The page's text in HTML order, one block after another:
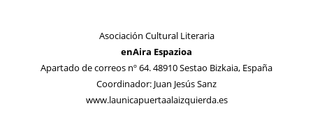
Asociación Cultural Literaria
enAira Espazioa
Apartado de correos nº 64. 48910 Sestao Bizkaia, España
Coordinador: Juan Jesús Sanz
www.launicapuertaalaizquierda.es